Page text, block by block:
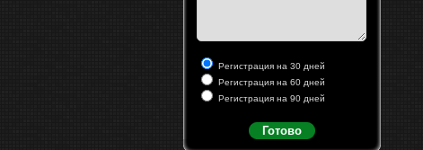
Регистрация на 30 дней
Регистрация на 60 дней
Регистрация на 90 дней
Готово